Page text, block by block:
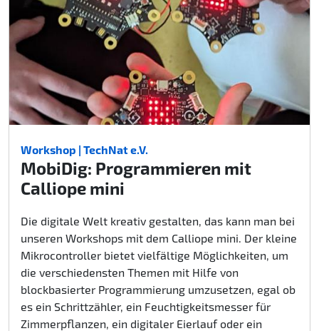
Workshop | TechNat e.V.
MobiDig: Programmieren mit
Calliope mini
Die digitale Welt kreativ gestalten, das kann man bei
unseren Workshops mit dem Calliope mini. Der kleine
Mikrocontroller bietet vielfältige Möglichkeiten, um
die verschiedensten Themen mit Hilfe von
blockbasierter Programmierung umzusetzen, egal ob
es ein Schrittzähler, ein Feuchtigkeitsmesser für
Zimmerpflanzen, ein digitaler Eierlauf oder ein